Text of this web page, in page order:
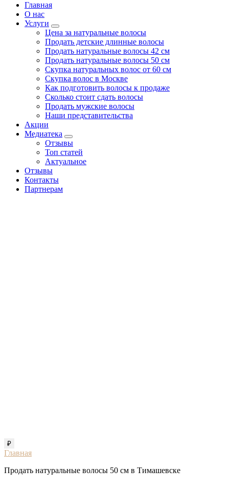
Главная
О нас
Услуги
Цена за натуральные волосы
Продать детские длинные волосы
Продать натуральные волосы 42 см
Продать натуральные волосы 50 см
Скупка натуральных волос от 60 см
Скупка волос в Москве
Как подготовить волосы к продаже
Сколько стоит сдать волосы
Продать мужские волосы
Наши представительства
Акции
Медиатека
Отзывы
Топ статей
Актуальное
Отзывы
Контакты
Партнерам
₽
Главная
Продать натуральные волосы 50 см в Тимашевске